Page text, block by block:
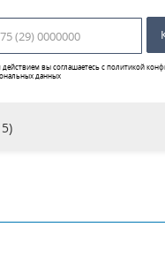
действием вы соглашаетесь сполитикой
данных